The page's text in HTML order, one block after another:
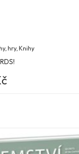
hry,Knihy